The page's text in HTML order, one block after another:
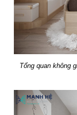
Tổng quan không